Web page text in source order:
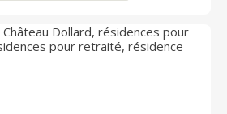
à la carte.